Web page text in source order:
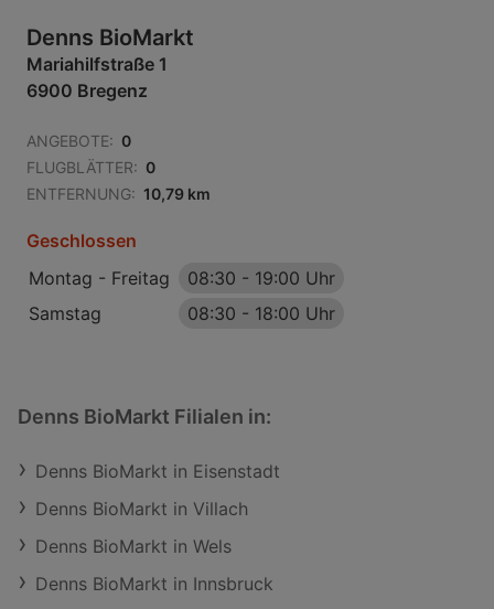
Denns BioMarkt
Mariahilfstraße 1
6900 Bregenz
ANGEBOTE: 0
FLUGBLÄTTER: 0
ENTFERNUNG: 10,79 km
Geschlossen
Montag - Freitag
08:30 - 19:00 Uhr
Samstag
08:30 - 18:00 Uhr
Denns BioMarkt Filialen in:
Denns BioMarkt in Eisenstadt
Denns BioMarkt in Villach
Denns BioMarkt in Wels
Denns BioMarkt in Innsbruck